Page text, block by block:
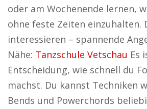
oder am Wochenende lernen,
ohne feste Zeiten einzuhalten.
interessieren – spannende
Nähe: Tanzschule Vetschau Es
Entscheidung, wie schnell du
machst. Du kannst Techniken
Bends und Powerchords